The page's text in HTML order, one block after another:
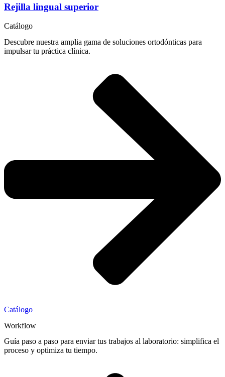
Rejilla lingual superior
Catálogo
Descubre nuestra amplia gama de soluciones ortodónticas para
impulsar tu práctica clínica.
Catálogo
Workflow
Guía paso a paso para enviar tus trabajos al laboratorio: simplifica el
proceso y optimiza tu tiempo.